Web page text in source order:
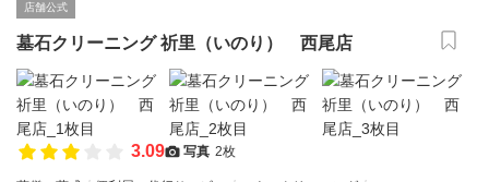
店舗公式
墓石クリーニング 祈里（いのり） 西尾店
3.09 写真 2枚